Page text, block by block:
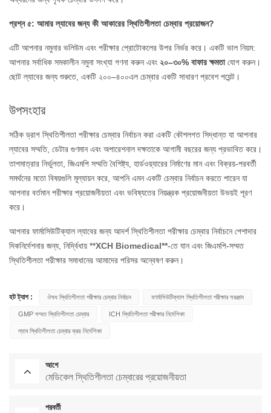
প্রশ্ন ৫: আমার ল্যাবের জন্য কী আকারের স্থিতিশীলতা চেম্বার প্রয়োজন?
এটি আপনার নমুনার ভলিউম এবং পরীক্ষার প্রোটোকলের উপর নির্ভর করে। একটি ভাল নিয়ম:
আপনার সর্বাধিক সমকালীন নমুনা সংখ্যা গণনা করুন এবং ২০–৩০% বাফার ক্ষমতাযোগ করুন।
ছোট ল্যাবের জন্য শুরুতে, একটি ২০০–৪০০এল চেম্বার একটি সাধারণ প্রবেশ পয়েন্ট।
উপসংহার
সঠিক ড্রাগ স্থিতিশীলতা পরীক্ষার চেম্বার নির্বাচন করা একটি কৌশলগত সিদ্ধান্ত যা আপনার
ল্যাবের সম্মতি, ডেটার গুণমান এবং অপারেশনাল দক্ষতাকে আগামী বছরের জন্য প্রভাবিত করে।
তাপমাত্রার নির্ভুলতা, জিএমপি সম্মতি বৈশিষ্ট্য, হার্ডওয়্যারের নির্মাণের মান এবং বিক্রয়-পরবর্তী
সমর্থনের মতো বিষয়গুলি মূল্যায়ন করে, আপনি এমন একটি চেম্বার নির্বাচন করতে পারেন যা
আপনার বর্তমান পরীক্ষার প্রয়োজনীয়তা এবং ভবিষ্যতের নিয়ন্ত্রক প্রয়োজনীয়তা উভয়ই পূরণ
করে।
আপনার ফার্মাসিউটিক্যাল ল্যাবের জন্য আদর্শ স্থিতিশীলতা পরীক্ষার চেম্বার নির্বাচনে পেশাদার
দিকনির্দেশনার জন্য, নির্দ্বিধায় **XCH Biomedical**-তে যান এবং জিএমপি-সম্মত
স্থিতিশীলতা পরীক্ষার সমাধানের আমাদের পরিসর অন্বেষণ করুন।
হট ট্যাগ : ঔষধ স্থিতিশীলতা পরীক্ষার চেম্বার নির্বাচন ফার্মাসিউটিক্যাল স্থিতিশীলতা পরীক্ষার সরঞ্জাম
GMP সম্মত স্থিতিশীলতা চেম্বার ICH স্থিতিশীলতা পরীক্ষার নির্দেশিকা
ল্যাব স্থিতিশীলতা চেম্বার ক্রয় নির্দেশিকা
আগে
মেডিকেল স্থিতিশীলতা চেম্বারের প্রয়োজনীয়তা
পরবর্তী